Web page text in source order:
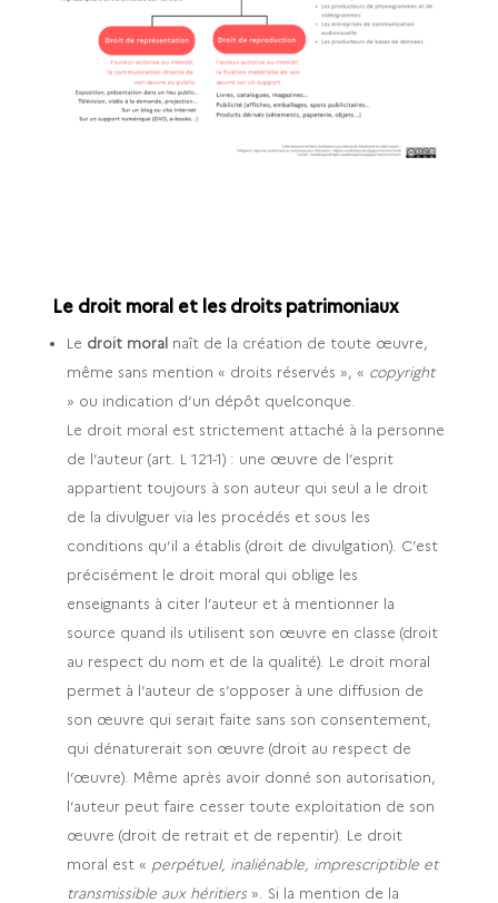
Le droit moral et les droits patrimoniaux
Le droit moral naît de la création de toute œuvre,
même sans mention « droits réservés », « copyright
» ou indication d’un dépôt quelconque.
Le droit moral est strictement attaché à la personne
de l’auteur (art. L 121-1) : une œuvre de l’esprit
appartient toujours à son auteur qui seul a le droit
de la divulguer via les procédés et sous les
conditions qu’il a établis (droit de divulgation). C’est
précisément le droit moral qui oblige les
enseignants à citer l’auteur et à mentionner la
source quand ils utilisent son œuvre en classe (droit
au respect du nom et de la qualité). Le droit moral
permet à l’auteur de s’opposer à une diffusion de
son œuvre qui serait faite sans son consentement,
qui dénaturerait son œuvre (droit au respect de
l’œuvre). Même après avoir donné son autorisation,
l’auteur peut faire cesser toute exploitation de son
œuvre (droit de retrait et de repentir). Le droit
moral est « perpétuel, inaliénable, imprescriptible et
transmissible aux héritiers ». Si la mention de la